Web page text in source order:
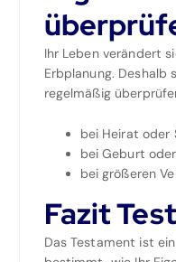
Ihr Leben verändert
Erbplanung. Deshalb
regelmäßig
bei Heirat oder
bei Geburt
bei größeren
Fazit
Das Testament ist